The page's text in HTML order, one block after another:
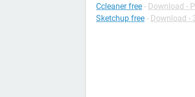
Ccleaner free - Download -
Sketchup free - Download -